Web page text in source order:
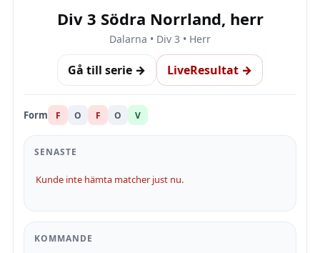
Div 3 Södra Norrland, herr
Dalarna • Div 3 • Herr
Gå till serie → LiveResultat →
Form F O F O V
SENASTE
Kunde inte hämta matcher just nu.
KOMMANDE